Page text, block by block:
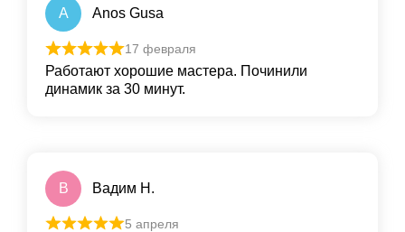
A Anos Gusa
17 февраля
Работают хорошие мастера. Починили
динамик за 30 минут.
В Вадим Н.
5 апреля